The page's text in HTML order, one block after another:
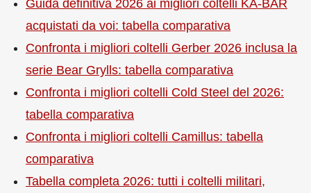
Guida definitiva 2026 ai migliori coltelli KA-BAR
acquistati da voi: tabella comparativa
Confronta i migliori coltelli Gerber 2026 inclusa la
serie Bear Grylls: tabella comparativa
Confronta i migliori coltelli Cold Steel del 2026:
tabella comparativa
Confronta i migliori coltelli Camillus: tabella
comparativa
Tabella completa 2026: tutti i coltelli militari,